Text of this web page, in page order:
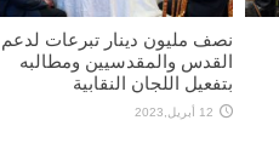
نصف مليون دينار تبرعات لدعم
القدس والمقدسيين ومطالبه
بتفعيل اللجان النقابية
12 أبريل,2023